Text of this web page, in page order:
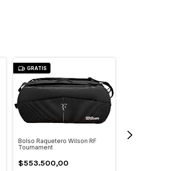
GRATIS
Bolso Raquetero Wilson RF
Tournament
$553.500,00